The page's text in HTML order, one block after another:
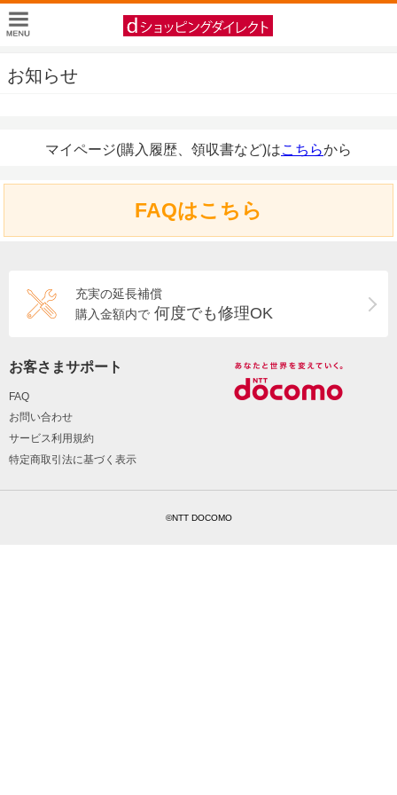
お知らせ
マイページ(購入履歴、領収書など)はこちらから
FAQはこちら
充実の延長補償
購入金額内で 何度でも修理OK
お客さまサポート
FAQ
お問い合わせ
サービス利用規約
特定商取引法に基づく表示
©NTT DOCOMO